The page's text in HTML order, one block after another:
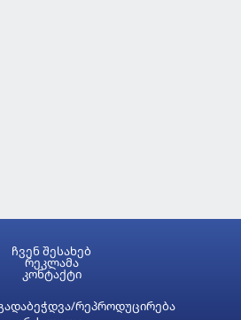
რეპროდუცირება
ჩვენ შესახებ
რეკლამა
კონტაქტი